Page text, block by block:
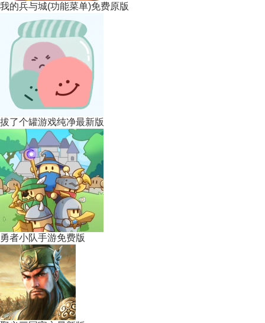
我的兵与城(功能菜单)免费原版
拔了个罐游戏纯净最新版
勇者小队手游免费版